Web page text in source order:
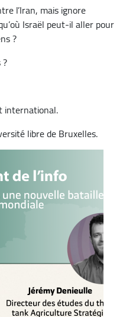
l’Iran, mais ignore
Israël peut-il aller pour
?
international.
libre de Bruxelles.